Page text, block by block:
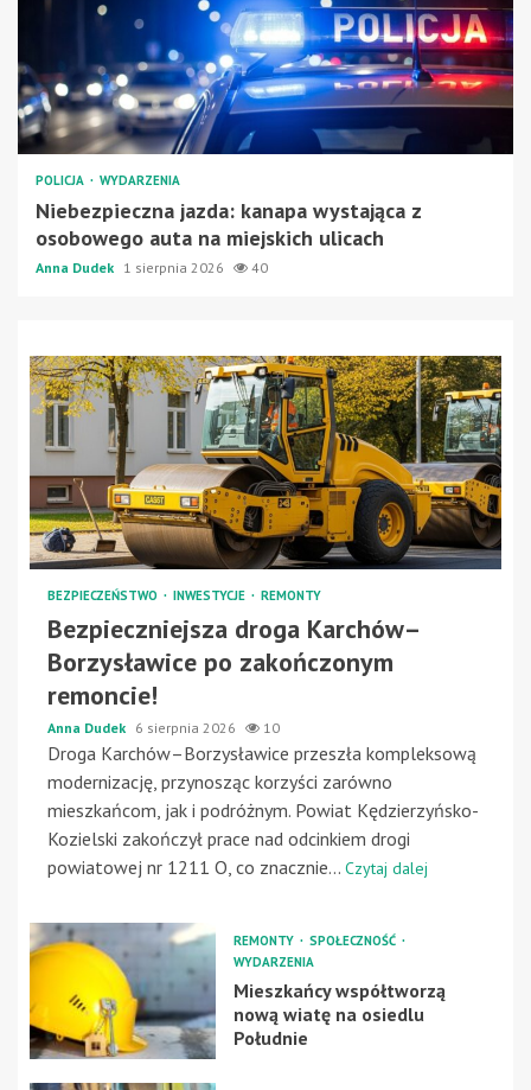
POLICJA WYDARZENIA
Niebezpieczna jazda: kanapa wystająca z
osobowego auta na miejskich ulicach
Anna Dudek 1 sierpnia 2026 40
BEZPIECZEŃSTWO INWESTYCJE REMONTY
Bezpieczniejsza droga Karchów–
Borzysławice po zakończonym
remoncie!
Anna Dudek 6 sierpnia 2026 10
Droga Karchów–Borzysławice przeszła kompleksową
modernizację, przynosząc korzyści zarówno
mieszkańcom, jak i podróżnym. Powiat Kędzierzyńsko-
Kozielski zakończył prace nad odcinkiem drogi
powiatowej nr 1211 O, co znacznie... Czytaj dalej
REMONTY
SPOŁECZNOŚĆ
WYDARZENIA
Mieszkańcy współtworzą
nową wiatę na osiedlu
Południe